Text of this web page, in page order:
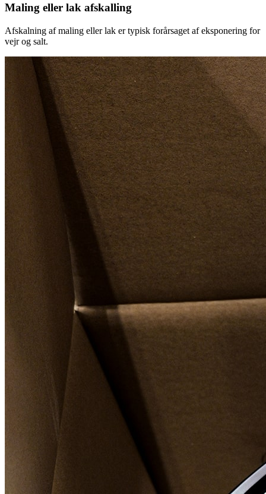
Maling eller lak afskalling
Afskalning af maling eller lak er typisk forårsaget af eksponering for
vejr og salt.